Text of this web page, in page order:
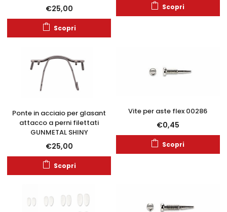
€25,00
Scopri
Scopri
Ponte in acciaio per glasant
attacco a perni filettati
GUNMETAL SHINY
€25,00
Scopri
Vite per aste flex 00286
€0,45
Scopri